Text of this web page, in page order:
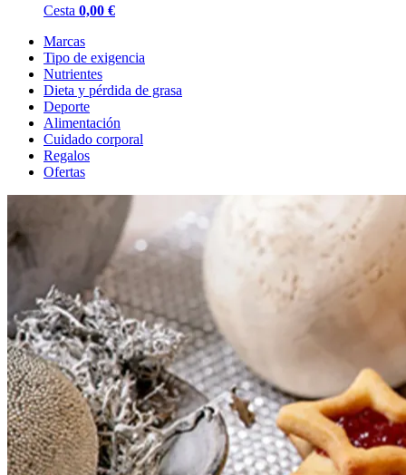
Cesta 0,00 €
Marcas
Tipo de exigencia
Nutrientes
Dieta y pérdida de grasa
Deporte
Alimentación
Cuidado corporal
Regalos
Ofertas